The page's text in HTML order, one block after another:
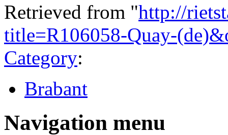
Retrieved from "http://
title=R106058-Quay-
Category:
Brabant
Navigation menu